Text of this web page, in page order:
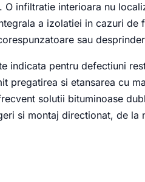
O infiltratie interioara nu
a izolatiei in cazuri de
sau
indicata pentru defectiuni
pregatirea si etansarea cu
solutii bituminoase
si montaj directionat, de